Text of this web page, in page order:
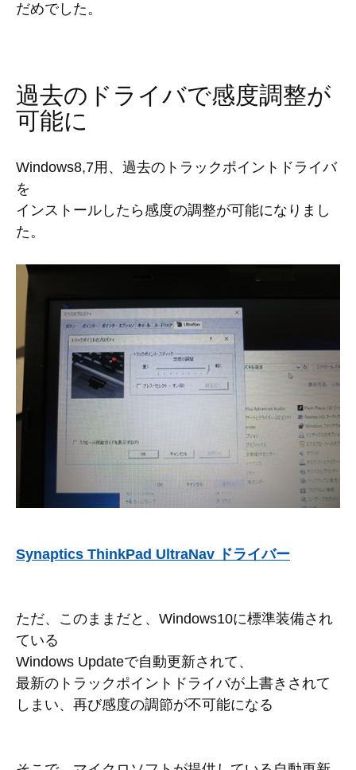
だめでした。
過去のドライバで感度調整が
可能に
Windows8,7用、過去のトラックポイントドライバ
を
インストールしたら感度の調整が可能になりまし
た。
Synaptics ThinkPad UltraNav ドライバー
ただ、このままだと、Windows10に標準装備され
ている
Windows Updateで自動更新されて、
最新のトラックポイントドライバが上書きされて
しまい、再び感度の調節が不可能になる